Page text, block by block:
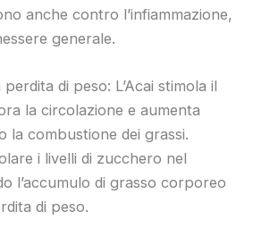
anche contro l’infiammazione,
generale.
di peso: L’Acai stimola il
la circolazione e aumenta
la combustione dei grassi.
i livelli di zucchero nel
l’accumulo di grasso corporeo
di peso.